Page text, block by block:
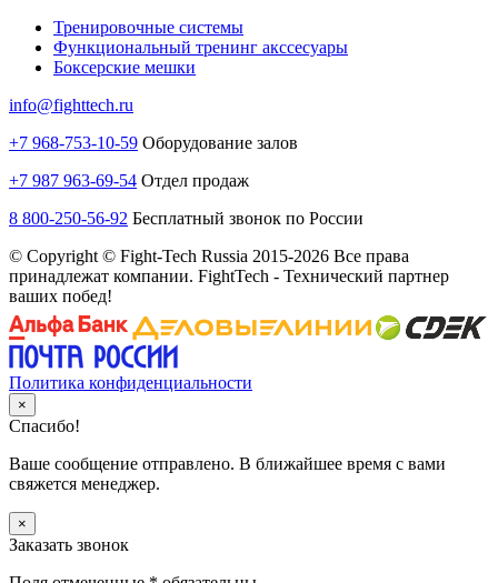
Тренировочные системы
Функциональный тренинг акссесуары
Боксерские мешки
info@fighttech.ru
+7 968-753-10-59 Оборудование залов
+7 987 963-69-54 Отдел продаж
8 800-250-56-92 Бесплатный звонок по России
© Copyright © Fight-Tech Russia 2015-2026 Все права
принадлежат компании. FightTech - Технический партнер
ваших побед!
Политика конфиденциальности
×
Спасибо!
Ваше сообщение отправлено. В ближайшее время с вами
свяжется менеджер.
×
Заказать звонок